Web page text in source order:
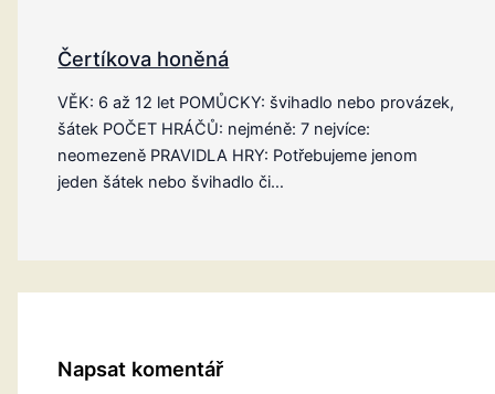
Čertíkova honěná
VĚK: 6 až 12 let POMŮCKY: švihadlo nebo provázek,
šátek POČET HRÁČŮ: nejméně: 7 nejvíce:
neomezeně PRAVIDLA HRY: Potřebujeme jenom
jeden šátek nebo švihadlo či…
Napsat komentář